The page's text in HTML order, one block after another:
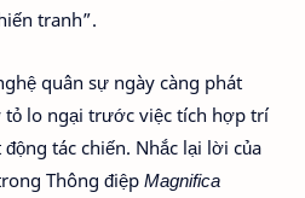
tranh”.
quân sự ngày càng phát
tỏ lo ngại trước việc tích hợp trí
tác chiến. Nhắc lại lời của
Thông điệp Magnifica